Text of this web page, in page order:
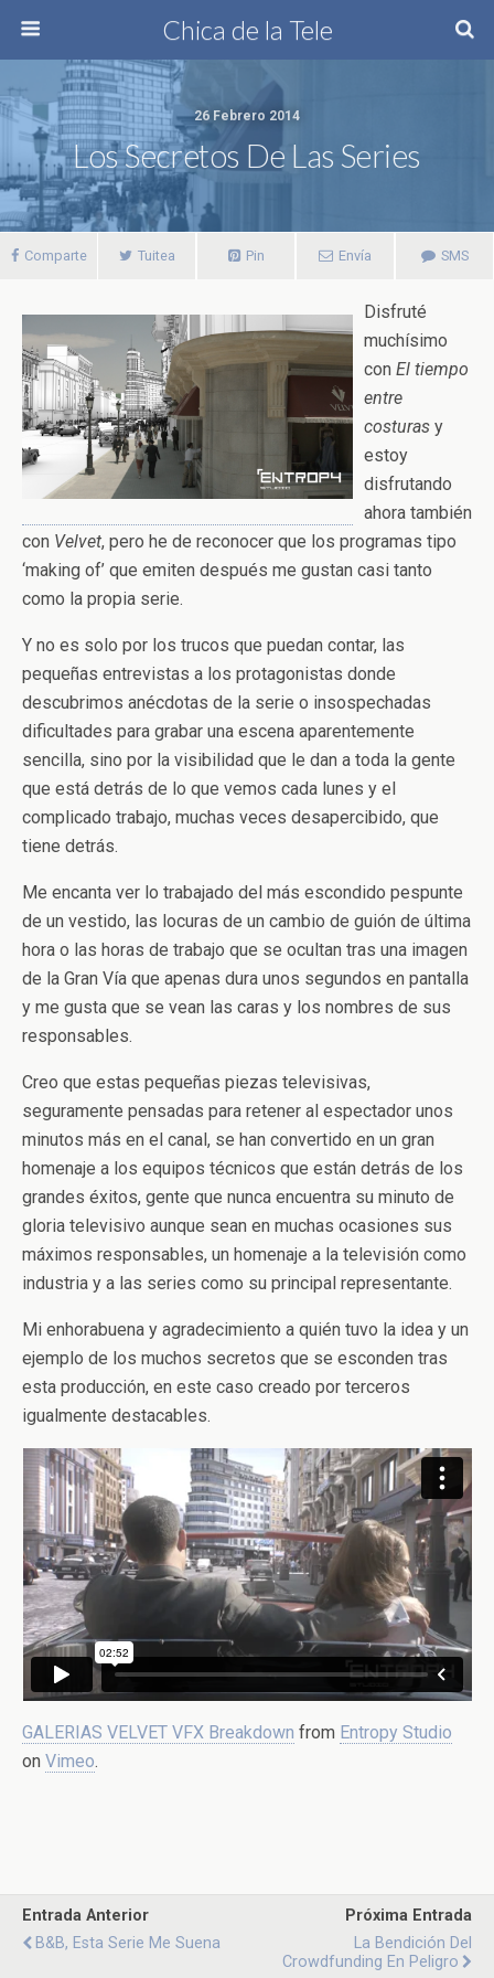
Chica de la Tele
26 Febrero 2014
Los Secretos De Las Series
Comparte Tuitea Pin Envía SMS
Disfruté
muchísimo
con El tiempo
entre
costuras y
estoy
disfrutando
ahora también
con Velvet, pero he de reconocer que los programas tipo
‘making of’ que emiten después me gustan casi tanto
como la propia serie.
Y no es solo por los trucos que puedan contar, las
pequeñas entrevistas a los protagonistas donde
descubrimos anécdotas de la serie o insospechadas
dificultades para grabar una escena aparentemente
sencilla, sino por la visibilidad que le dan a toda la gente
que está detrás de lo que vemos cada lunes y el
complicado trabajo, muchas veces desapercibido, que
tiene detrás.
Me encanta ver lo trabajado del más escondido pespunte
de un vestido, las locuras de un cambio de guión de última
hora o las horas de trabajo que se ocultan tras una imagen
de la Gran Vía que apenas dura unos segundos en pantalla
y me gusta que se vean las caras y los nombres de sus
responsables.
Creo que estas pequeñas piezas televisivas,
seguramente pensadas para retener al espectador unos
minutos más en el canal, se han convertido en un gran
homenaje a los equipos técnicos que están detrás de los
grandes éxitos, gente que nunca encuentra su minuto de
gloria televisivo aunque sean en muchas ocasiones sus
máximos responsables, un homenaje a la televisión como
industria y a las series como su principal representante.
Mi enhorabuena y agradecimiento a quién tuvo la idea y un
ejemplo de los muchos secretos que se esconden tras
esta producción, en este caso creado por terceros
igualmente destacables.
GALERIAS VELVET VFX Breakdown from Entropy Studio
on Vimeo.
Entrada Anterior
B&B, Esta Serie Me Suena
Próxima Entrada
La Bendición Del
Crowdfunding En Peligro